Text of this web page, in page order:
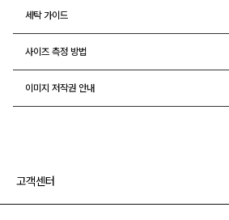
세탁 가이드
사이즈 측정 방법
이미지 저작권 안내
고객센터